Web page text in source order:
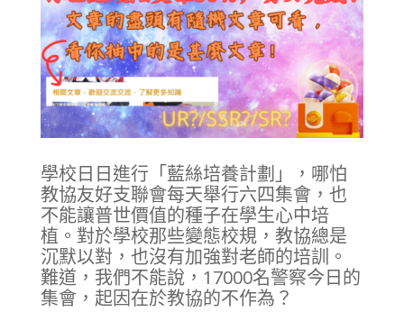
學校日日進行「藍絲培養計劃」，哪怕
教協友好支聯會每天舉行六四集會，也
不能讓普世價值的種子在學生心中培
植。對於學校那些變態校規，教協總是
沉默以對，也沒有加強對老師的培訓。
難道，我們不能說，17000名警察今日的
集會，起因在於教協的不作為？